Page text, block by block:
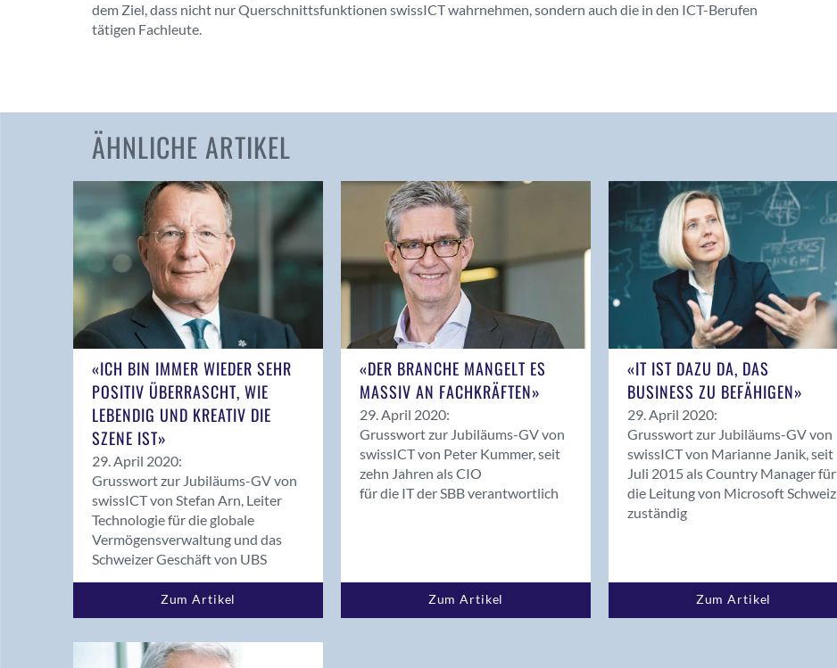
dem Ziel, dass nicht nur Querschnittsfunktionen swissICT wahrnehmen, sondern auch die in den ICT-Berufen
tätigen Fachleute.
ÄHNLICHE ARTIKEL
«ICH BIN IMMER WIEDER SEHR
POSITIV ÜBERRASCHT, WIE
LEBENDIG UND KREATIV DIE
SZENE IST»
29. April 2020:
Grusswort zur Jubiläums-GV von
swissICT von Stefan Arn, Leiter
Technologie für die globale
Vermögensverwaltung und das
Schweizer Geschäft von UBS
Zum Artikel
«DER BRANCHE MANGELT ES
MASSIV AN FACHKRÄFTEN»
29. April 2020:
Grusswort zur Jubiläums-GV von
swissICT von Peter Kummer, seit
zehn Jahren als CIO
für die IT der SBB verantwortlich
Zum Artikel
«IT IST DAZU DA, DAS
BUSINESS ZU BEFÄHIGEN»
29. April 2020:
Grusswort zur Jubiläums-GV von
swissICT von Marianne Janik, seit
Juli 2015 als Country Manager für
die Leitung von Microsoft Schweiz
zuständig
Zum Artikel